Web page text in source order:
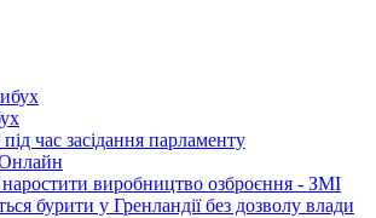
час засідання парламенту
виробництво озброєння - ЗМІ
бурити у Гренландії без дозволу влади